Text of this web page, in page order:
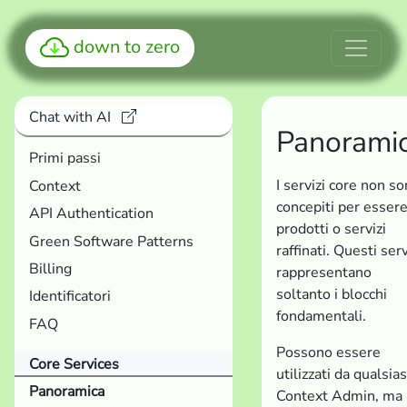
down to zero
Chat with AI
Primi passi
Context
API Authentication
Green Software Patterns
Billing
Identificatori
FAQ
Core Services
Panoramica
I servizi core non
concepiti per essere
prodotti o servizi
raffinati. Questi
rappresentano
soltanto i blocchi
fondamentali.
Possono essere
utilizzati da
Context Admin, ma